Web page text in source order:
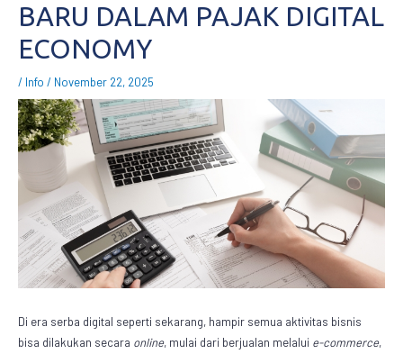
BARU DALAM PAJAK DIGITAL
ECONOMY
/ Info / November 22, 2025
Di era serba digital seperti sekarang, hampir semua aktivitas bisnis
bisa dilakukan secara online, mulai dari berjualan melalui e-commerce,